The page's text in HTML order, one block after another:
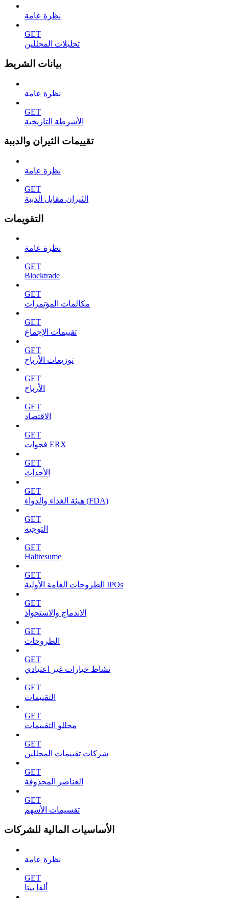
نظرة عامة
GET
تحليلات المحللين
بيانات الشريط
نظرة عامة
GET
الأشرطة التاريخية
تقييمات الثيران والدببة
نظرة عامة
GET
الثيران مقابل الدببة
التقويمات
نظرة عامة
GET
Blocktrade
GET
مكالمات المؤتمرات
GET
تقييمات الإجماع
GET
توزيعات الأرباح
GET
الأرباح
GET
الاقتصاد
GET
فجوات ERX
GET
الأحداث
GET
هيئة الغذاء والدواء (FDA)
GET
التوجيه
GET
Haltresume
GET
الطروحات العامة الأولية IPOs
GET
الاندماج والاستحواذ
GET
الطروحات
GET
نشاط خيارات غير اعتيادي
GET
التقييمات
GET
محللو التقييمات
GET
شركات تقييمات المحللين
GET
العناصر المحذوفة
GET
تقسيمات الأسهم
الأساسيات المالية للشركات
نظرة عامة
GET
ألفا بيتا